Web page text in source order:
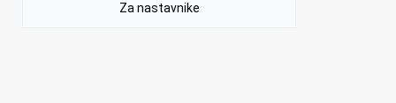
Za nastavnike